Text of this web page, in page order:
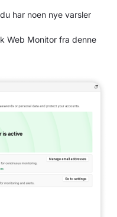
har noen nye varsler
Web Monitor fra denne